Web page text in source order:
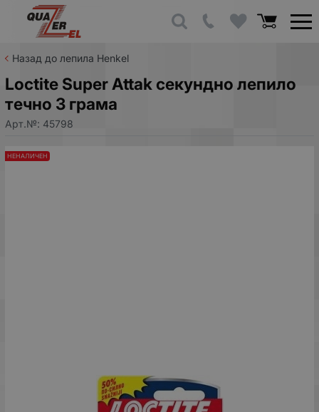
Назад до лепила Henkel
Loctite Super Attak секундно лепило
течно 3 грама
Арт.№: 45798
НЕНАЛИЧЕН